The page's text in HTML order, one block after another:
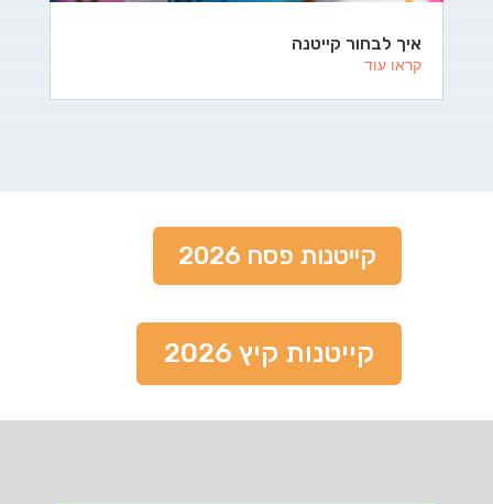
איך לבחור קייטנה
קראו עוד
קייטנות פסח 2026
קייטנות קיץ 2026